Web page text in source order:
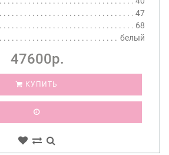
47
68
белый
47600р.
КУПИТЬ